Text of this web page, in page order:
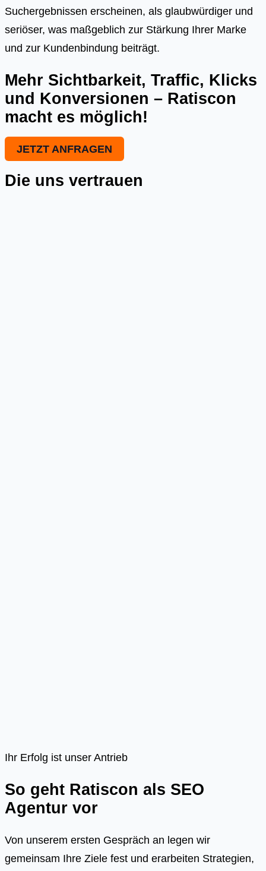
Suchergebnissen erscheinen, als glaubwürdiger und
seriöser, was maßgeblich zur Stärkung Ihrer Marke
und zur Kundenbindung beiträgt.
Mehr Sichtbarkeit, Traffic, Klicks
und Konversionen – Ratiscon
macht es möglich!
JETZT ANFRAGEN
Die uns vertrauen
Ihr Erfolg ist unser Antrieb
So geht Ratiscon als SEO
Agentur vor
Von unserem ersten Gespräch an legen wir
gemeinsam Ihre Ziele fest und erarbeiten Strategien,